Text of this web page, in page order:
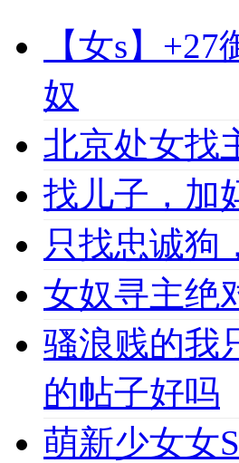
【女s】
奴
北京处女找
找儿子，加
只找忠诚狗
女奴寻主绝
骚浪贱的我
的帖子好吗
萌新少女女